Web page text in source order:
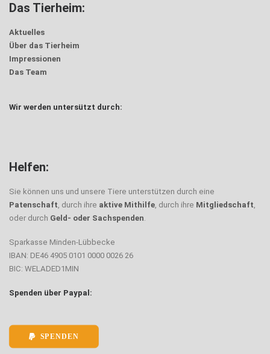
Das Tierheim:
Aktuelles
Über das Tierheim
Impressionen
Das Team
Wir werden untersützt durch:
Helfen:
Sie können uns und unsere Tiere unterstützen durch eine
Patenschaft, durch ihre aktive Mithilfe, durch ihre Mitgliedschaft,
oder durch Geld- oder Sachspenden.
Sparkasse Minden-Lübbecke
IBAN: DE46 4905 0101 0000 0026 26
BIC: WELADED1MIN
Spenden über Paypal:
SPENDEN